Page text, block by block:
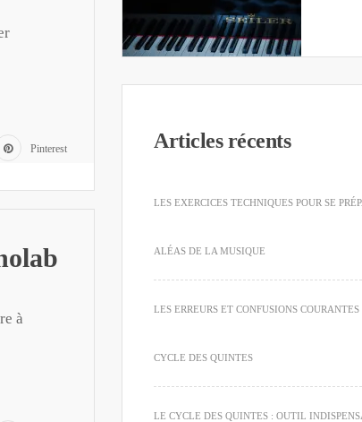
Pinterest
à
Articles récents
LES EXERCICES TECHNIQUES POUR SE
ALÉAS DE LA MUSIQUE
LES ERREURS ET CONFUSIONS COURANTES
CYCLE DES QUINTES
LE CYCLE DES QUINTES : OUTIL